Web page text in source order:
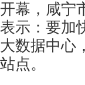
开幕，咸宁
表示：要加
大数据中心
站点。